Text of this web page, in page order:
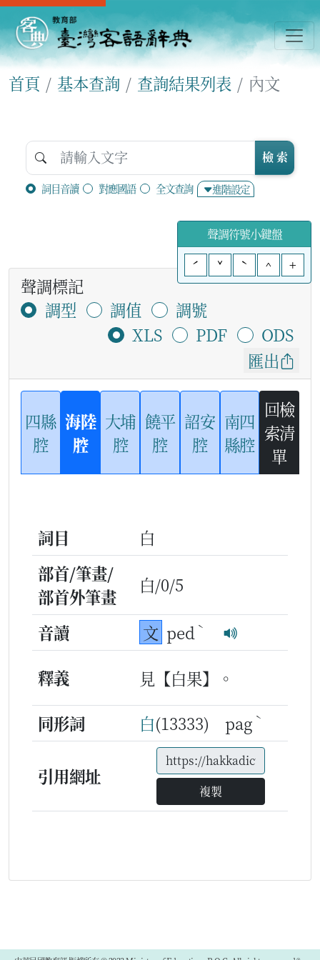
首頁 基本查詢 查詢結果列表 內文
詞目音讀 對應國語 全文查詢 進階設定
檢 索
聲調符號小鍵盤
ˊ
ˇ ˋ ^ +
聲調標記
調型
調值
調號
XLS
PDF
ODS
匯出
四縣
腔
海陸
腔
大埔
腔
饒平
腔
詔安
腔
南四
縣腔
回檢
索清
單
詞目
白
部首/筆畫/
部首外筆畫
白/0/5
音讀 文 ped ˋ
釋義
見【白果】。
同形詞
白(13333) pag ˋ
引用網址
複製